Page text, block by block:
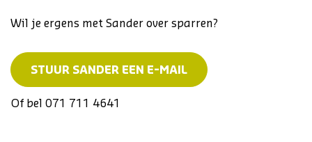
Wil je ergens met Sander over sparren?
STUUR SANDER EEN E-MAIL
Of bel 071 711 4641